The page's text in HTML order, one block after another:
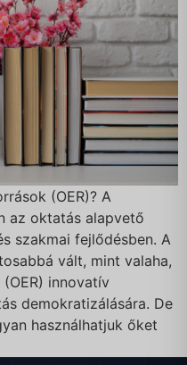
(OER)? A
az oktatás alapvető
szakmai fejlődésben. A
vált, mint valaha,
innovatív
demokratizálására. De
használhatjuk őket